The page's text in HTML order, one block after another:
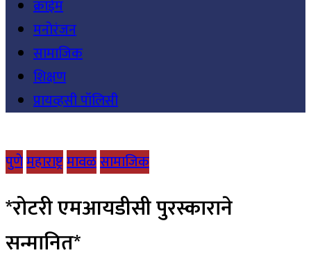
क्राईम
मनोरंजन
सामाजिक
शिक्षण
प्रायव्हसी पॉलिसी
पुणेमहाराष्ट्रमावळसामाजिक
*रोटरी एमआयडीसी पुरस्काराने
सन्मानित*